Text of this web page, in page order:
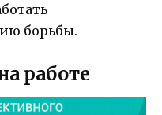
борьбы.
работе